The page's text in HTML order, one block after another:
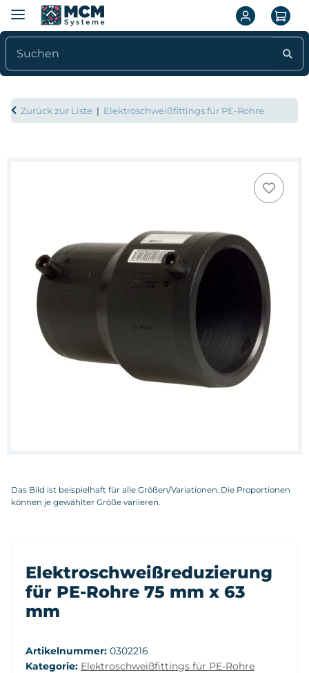
Zurück zur Liste Elektroschweißfittings für PE-Rohre
Das Bild ist beispielhaft für alle Größen/Variationen. Die Proportionen
können je gewählter Größe variieren.
Elektroschweißreduzierung
für PE-Rohre 75 mm x 63
mm
Artikelnummer: 0302216
Kategorie: Elektroschweißfittings für PE-Rohre